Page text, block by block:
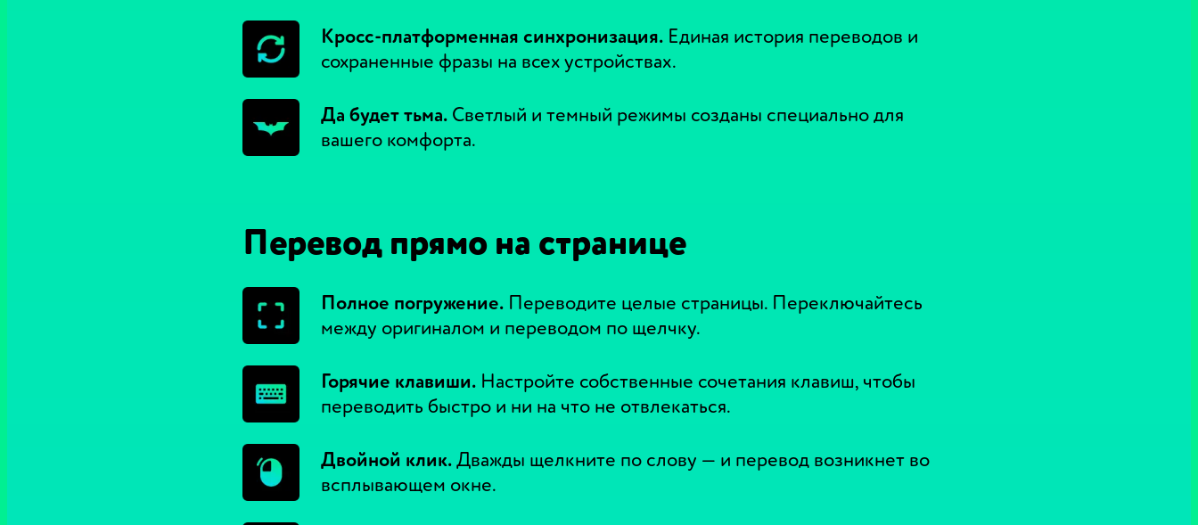
Кросс-платформенная синхронизация. Единая история переводов и
сохраненные фразы на всех устройствах.
Да будет тьма. Светлый и темный режимы созданы специально для
вашего комфорта.
Перевод прямо на странице
Полное погружение. Переводите целые страницы. Переключайтесь
между оригиналом и переводом по щелчку.
Горячие клавиши. Настройте собственные сочетания клавиш, чтобы
переводить быстро и ни на что не отвлекаться.
Двойной клик.Дважды щелкните по слову — и перевод возникнет во
всплывающем окне.